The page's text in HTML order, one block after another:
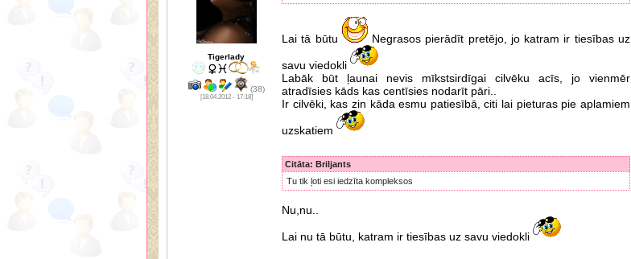
Tigerlady
(38)
[18.04.2012 - 17:18]
Lai tā būtu Negrasos pierādīt pretējo, jo katram ir tiesības uz
savu viedokli
Labāk būt ļaunai nevis mīkstsirdīgai cilvēku acīs, jo vienmēr
atradīsies kāds kas centīsies nodarīt pāri..
Ir cilvēki, kas zin kāda esmu patiesībā, citi lai pieturas pie aplamiem
uzskatiem
Citāta: Briljants
Tu tik ļoti esi iedzīta kompleksos
Nu,nu..
Lai nu tā būtu, katram ir tiesības uz savu viedokli